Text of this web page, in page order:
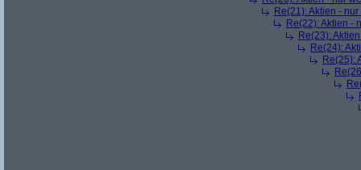
Re(21): Aktien -
Re(22): Aktien -
Re(23):
Re(24):
Re(25):